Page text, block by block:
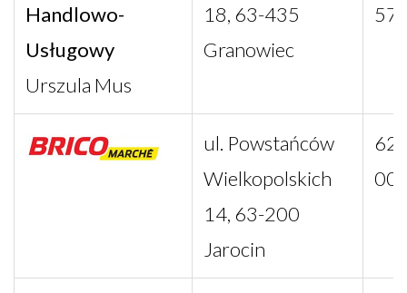
Handlowo-
Usługowy
Urszula Mus
18, 63-435
Granowiec
57
ul. Powstańców
Wielkopolskich
14, 63-200
Jarocin
62
00